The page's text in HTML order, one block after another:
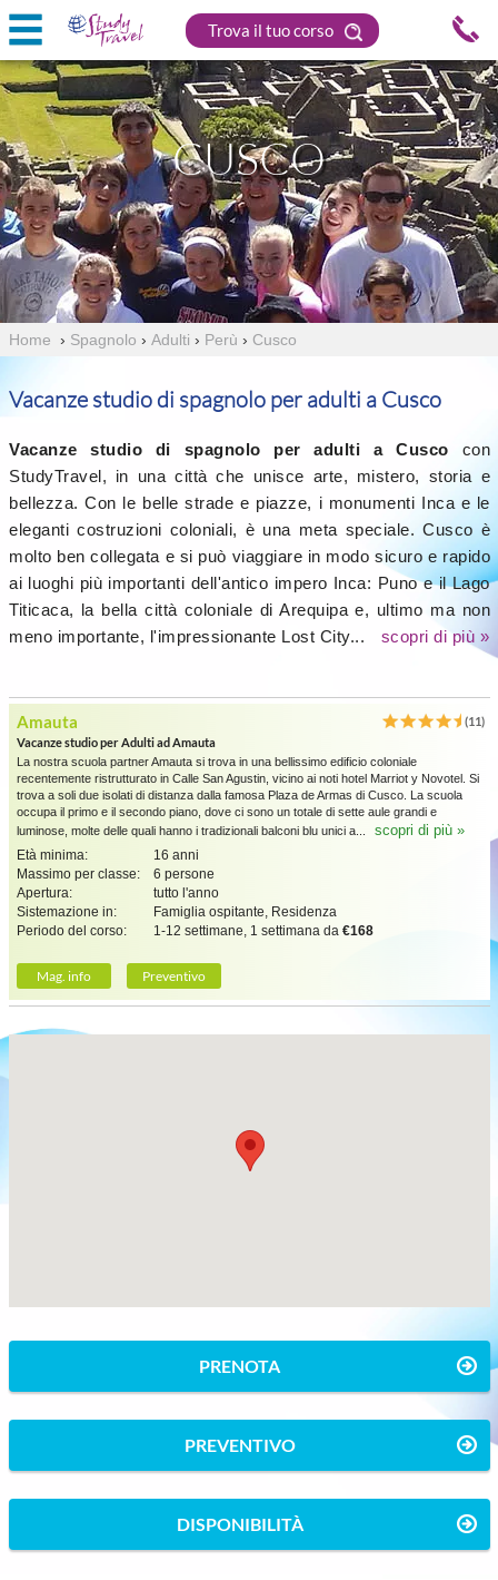
Trova il tuo corso
CUSCO
Home › Spagnolo › Adulti › Perù › Cusco
Vacanze studio di spagnolo per adulti a Cusco
Vacanze studio di spagnolo per adulti a Cusco con
StudyTravel, in una città che unisce arte, mistero, storia e
bellezza. Con le belle strade e piazze, i monumenti Inca e le
eleganti costruzioni coloniali, è una meta speciale. Cusco è
molto ben collegata e si può viaggiare in modo sicuro e rapido
ai luoghi più importanti dell'antico impero Inca: Puno e il Lago
Titicaca, la bella città coloniale di Arequipa e, ultimo ma non
meno importante, l'impressionante Lost City...
scopri di più »
Amauta
(11)
Vacanze studio per Adulti ad Amauta
La nostra scuola partner Amauta si trova in una bellissimo edificio coloniale
recentemente ristrutturato in Calle San Agustin, vicino ai noti hotel Marriot y Novotel. Si
trova a soli due isolati di distanza dalla famosa Plaza de Armas di Cusco. La scuola
occupa il primo e il secondo piano, dove ci sono un totale di sette aule grandi e
luminose, molte delle quali hanno i tradizionali balconi blu unici a...
scopri di più »
Età minima:
16 anni
Massimo per classe:
6 persone
Apertura:
tutto l'anno
Sistemazione in:
Famiglia ospitante, Residenza
Periodo del corso:
1-12 settimane, 1 settimana da €168
Mag. info Preventivo
PRENOTA
PREVENTIVO
DISPONIBILITÀ